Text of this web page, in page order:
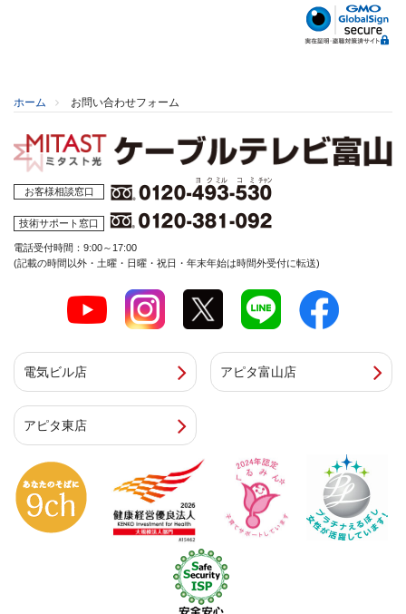
ホーム お問い合わせフォーム
お客様相談窓口
技術サポート窓口
電話受付時間：9:00～17:00
(記載の時間以外・土曜・日曜・祝日・年末年始は時間外受付に転送)
電気ビル店 アピタ富山店
アピタ東店